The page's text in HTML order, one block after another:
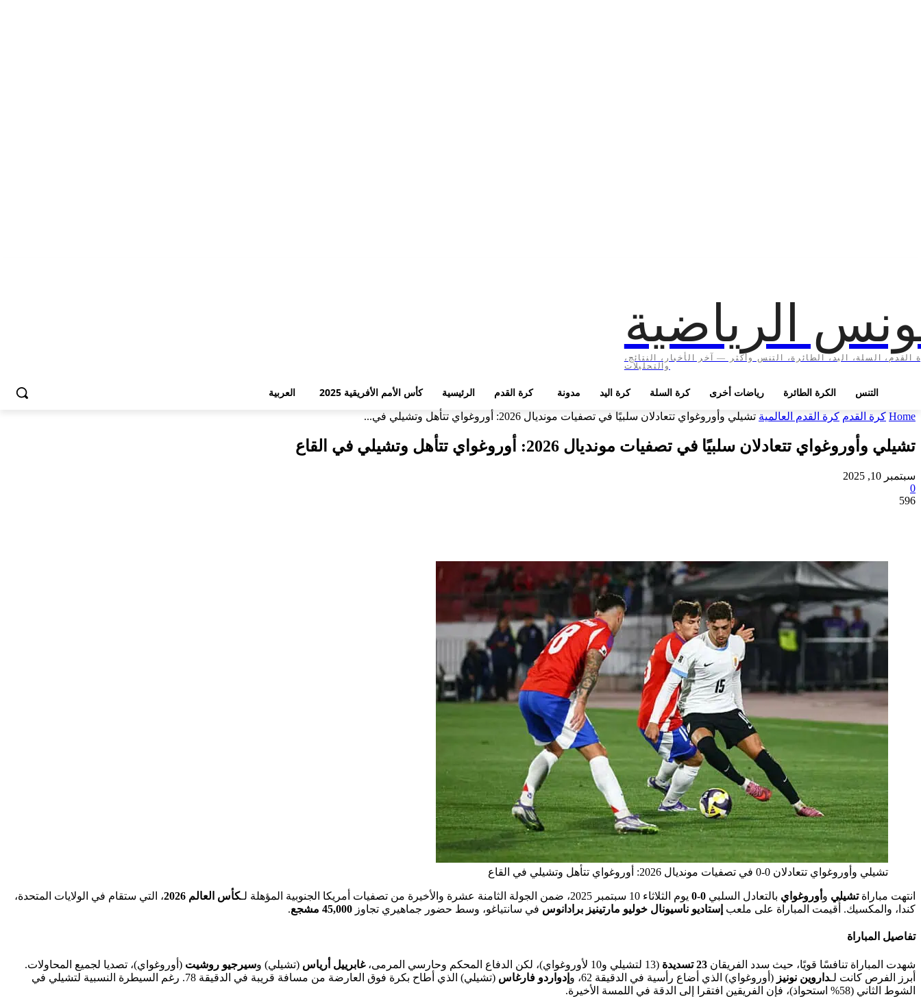
الرياضية
القدم، السلة، اليد، الطائرة، التنس وأكثر — آخر الأخبار، النتائج،
والتحليلات
التنس الكرة الطائرة رياضات أخرى كرة السلة كرة اليد مدونة كرة القدم الرئيسية كأس الأمم الأفريقية 2025 العربية
Home كرة القدم كرة القدم العالمية تشيلي وأوروغواي تتعادلان سلبيًا في تصفيات مونديال 2026: أوروغواي تتأهل وتشيلي في...
تشيلي وأوروغواي تتعادلان سلبيًا في تصفيات مونديال 2026: أوروغواي تتأهل وتشيلي في القاع
سبتمبر 10, 2025
0
596
تشيلي وأوروغواي تتعادلان 0-0 في تصفيات مونديال 2026: أوروغواي تتأهل وتشيلي في القاع
انتهت مباراةتشيلي و أوروغواي بالتعادل السلبي 0-0 يوم الثلاثاء 10 سبتمبر 2025، ضمن الجولة الثامنة عشرة والأخيرة من تصفيات أمريكا الجنوبية المؤهلة لـ كأس العالم 2026
، التي ستقام في الولايات المتحدة،
كندا، والمكسيك. أُقيمت المباراة على ملعب إستاديو ناسيونال خوليو مارتينيز برادانوس في سانتياغو، وسط حضور جماهيري تجاوز 45,000 مشجع .
تفاصيل المباراة
شهدت المباراة تنافسًا قويًا، حيث سدد الفريقان 23 تسديدة (13 لتشيلي و10 لأوروغواي)، لكن الدفاع المحكم وحارسي المرمى، غابرييل أرياس (تشيلي) وسيرجيو روشيت (أوروغواي)، تصديا لجميع المحاولات.
أبرز الفرص كانت لـداروين نونيز (أوروغواي) الذي أضاع رأسية في الدقيقة 62، و إدواردو فارغاس
(تشيلي) الذي أطاح بكرة فوق العارضة من مسافة قريبة في الدقيقة 78. رغم السيطرة النسبية لتشيلي في
الشوط الثاني (58% استحواذ)، فإن الفريقين افتقرا إلى الدقة في اللمسة الأخيرة.